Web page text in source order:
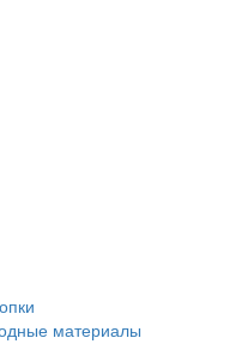
материалы